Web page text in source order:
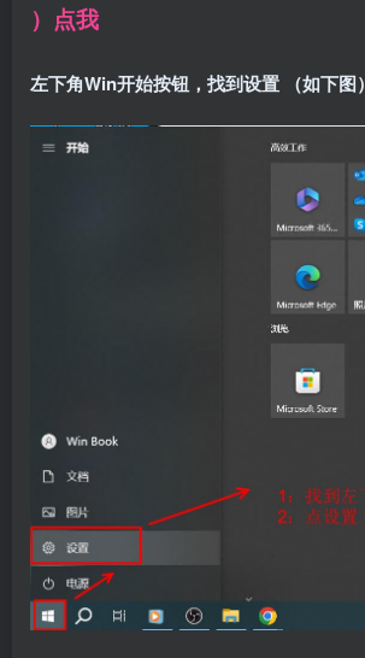
）点我
左下角Win开始按钮，找到设置 （如下图）